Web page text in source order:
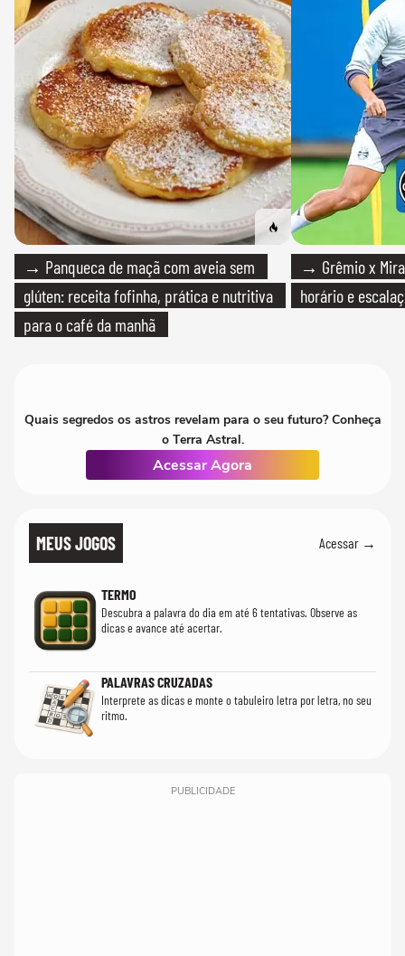
→ Panqueca de maçã com aveia sem
glúten: receita fofinha, prática e nutritiva
para o café da manhã
→ Grêmio x
horário e
Quais segredos os astros revelam para o seu futuro? Conheça
o Terra Astral.
Acessar Agora
MEUS JOGOS Acessar →
TERMO
Descubra a palavra do dia em até 6 tentativas. Observe as
dicas e avance até acertar.
PALAVRAS CRUZADAS
Interprete as dicas e monte o tabuleiro letra por letra, no seu
ritmo.
PUBLICIDADE